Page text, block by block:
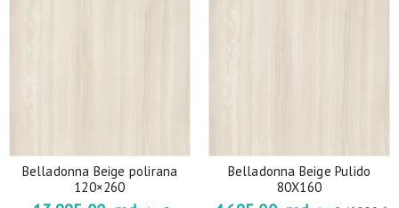
Belladonna Beige polirana
120×260
Belladonna Beige Pulido
80X160